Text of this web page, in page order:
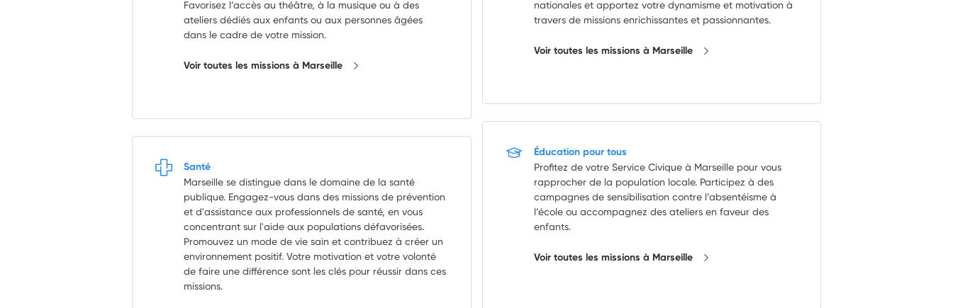
Favorisez l’accès au théâtre, à la musique ou à des
ateliers dédiés aux enfants ou aux personnes âgées
dans le cadre de votre mission.
Voir toutes les missions à Marseille
Santé
Marseille se distingue dans le domaine de la santé
publique. Engagez-vous dans des missions de prévention
et d'assistance aux professionnels de santé, en vous
concentrant sur l'aide aux populations défavorisées.
Promouvez un mode de vie sain et contribuez à créer un
environnement positif. Votre motivation et votre volonté
de faire une différence sont les clés pour réussir dans ces
missions.
nationales et apportez votre dynamisme et motivation à
travers de missions enrichissantes et passionnantes.
Voir toutes les missions à Marseille
Éducation pour tous
Profitez de votre Service Civique à Marseille pour vous
rapprocher de la population locale. Participez à des
campagnes de sensibilisation contre l’absentéisme à
l’école ou accompagnez des ateliers en faveur des
enfants.
Voir toutes les missions à Marseille